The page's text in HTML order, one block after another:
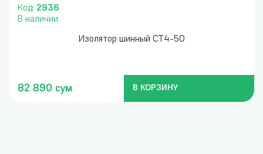
Код: 2936
В наличии
Изолятор шинный СТ4-50
82 890 сум В КОРЗИНУ